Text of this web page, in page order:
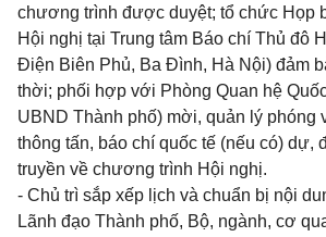
chương trình được duyệt; tổ chức Họp
Hội nghị tại Trung tâm Báo chí Thủ đô
Điện Biên Phủ, Ba Đình, Hà Nội) đảm
thời; phối hợp với Phòng Quan hệ
UBND Thành phố) mời, quản lý phóng
thông tấn, báo chí quốc tế (nếu có) dự,
truyền về chương trình Hội nghị.
- Chủ trì sắp xếp lịch và chuẩn bị nội
Lãnh đạo Thành phố, Bộ, ngành, cơ